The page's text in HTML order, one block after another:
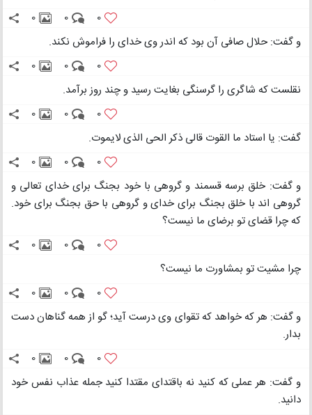
0
0
0
و گفت: حلال صافی آن بود که اندر وی خدای را فراموش نکند.
0
0
0
نقلست که شاگری را گرسنگی بغایت رسید و چند روز برآمد.
0
0
0
گفت: یا استاد ما القوت قالی ذکر الحی الذی لایموت.
0
0
0
و گفت: خلق برسه قسمند و گروهی با خود بجنگ برای خدای تعالی و
گروهی اند با خلق بجنگ برای خدای و گروهی با حق بجنگ برای خود.
که چرا قضای تو برضای ما نیست؟
0
0
0
چرا مشیت تو بمشاورت ما نیست؟
0
0
0
و گفت: هر که خواهد که تقوای وی درست آید؛ گو از همه گناهان دست
بدار.
0
0
0
و گفت: هر عملی که کنید نه باقتدای مقتدا کنید جمله عذاب نفس خود
دانید.